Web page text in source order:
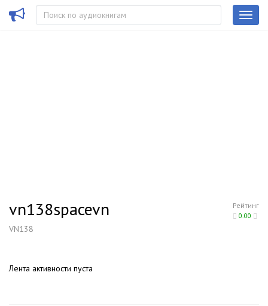
Рейтинг
0.00
vn138spacevn
VN138
Лента активности пуста